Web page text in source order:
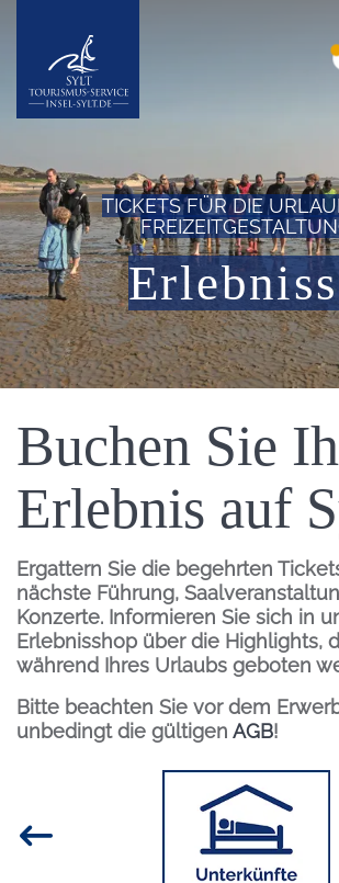
Insel Sylt
TICKETS FÜR DIE
Einleitung
Buchen Sie
Erlebnis auf
Ergattern Sie die begehrten
nächste Führung,
Konzerte. Informieren Sie sich in
Erlebnisshop über die Highlights,
während Ihres Urlaubs geboten
Bitte beachten Sie vor dem
unbedingt die gültigen AGB!
Bild